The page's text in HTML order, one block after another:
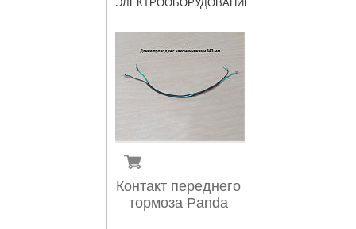
ЭЛЕКТРООБОРУДОВАНИЕ
Контакт переднего
тормоза Panda